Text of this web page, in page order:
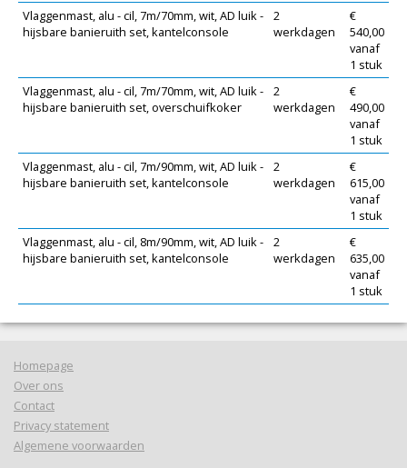
Vlaggenmast, alu - cil, 7m/70mm, wit, AD luik -
hijsbare banieruith set, kantelconsole
2
werkdagen
€
540,00
vanaf
1 stuk
Vlaggenmast, alu - cil, 7m/70mm, wit, AD luik -
hijsbare banieruith set, overschuifkoker
2
werkdagen
€
490,00
vanaf
1 stuk
Vlaggenmast, alu - cil, 7m/90mm, wit, AD luik -
hijsbare banieruith set, kantelconsole
2
werkdagen
€
615,00
vanaf
1 stuk
Vlaggenmast, alu - cil, 8m/90mm, wit, AD luik -
hijsbare banieruith set, kantelconsole
2
werkdagen
€
635,00
vanaf
1 stuk
Homepage
Over ons
Contact
Privacy statement
Algemene voorwaarden